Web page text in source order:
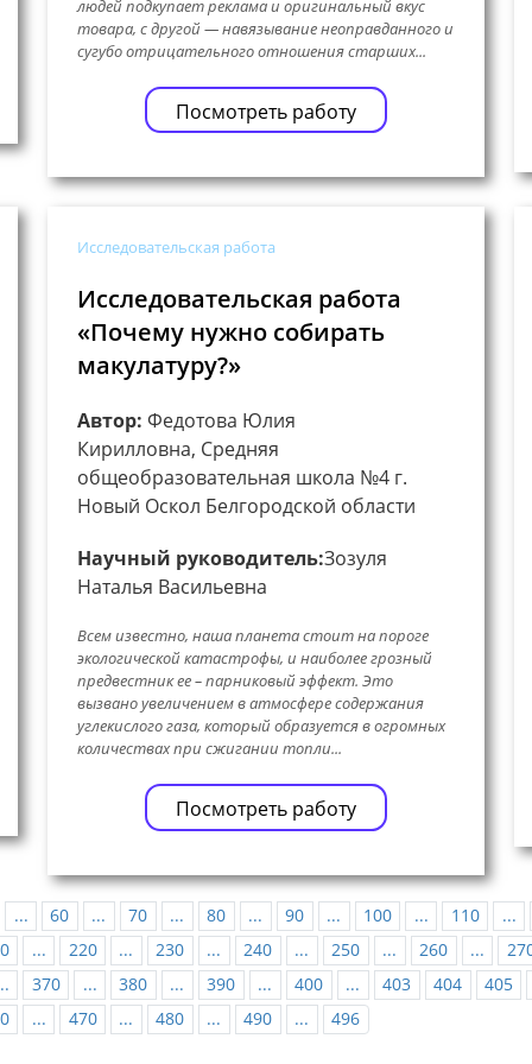
людей подкупает реклама и оригинальный вкус
товара, с другой — навязывание неоправданного и
сугубо отрицательного отношения старших...
Посмотреть работу
Исследовательская работа
Исследовательская работа
«Почему нужно собирать
макулатуру?»
Автор: Федотова Юлия
Кирилловна, Средняя
общеобразовательная школа №4 г.
Новый Оскол Белгородской области
Научный руководитель:Зозуля
Наталья Васильевна
Всем известно, наша планета стоит на пороге
экологической катастрофы, и наиболее грозный
предвестник ее – парниковый эффект. Это
вызвано увеличением в атмосфере содержания
углекислого газа, который образуется в огромных
количествах при сжигании топли...
Посмотреть работу
... 60 ... 70 ... 80 ... 90 ... 100 ... 110
...
... 220 ... 230 ... 240 ... 250 ... 260 ...
370 ... 380 ... 390 ... 400 ... 403 404
405
... 470 ... 480 ... 490 ... 496